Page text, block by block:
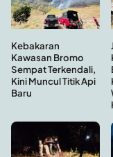
Kebakaran
Kawasan Bromo
Sempat Terkendali,
Kini Muncul Titik Api
Baru